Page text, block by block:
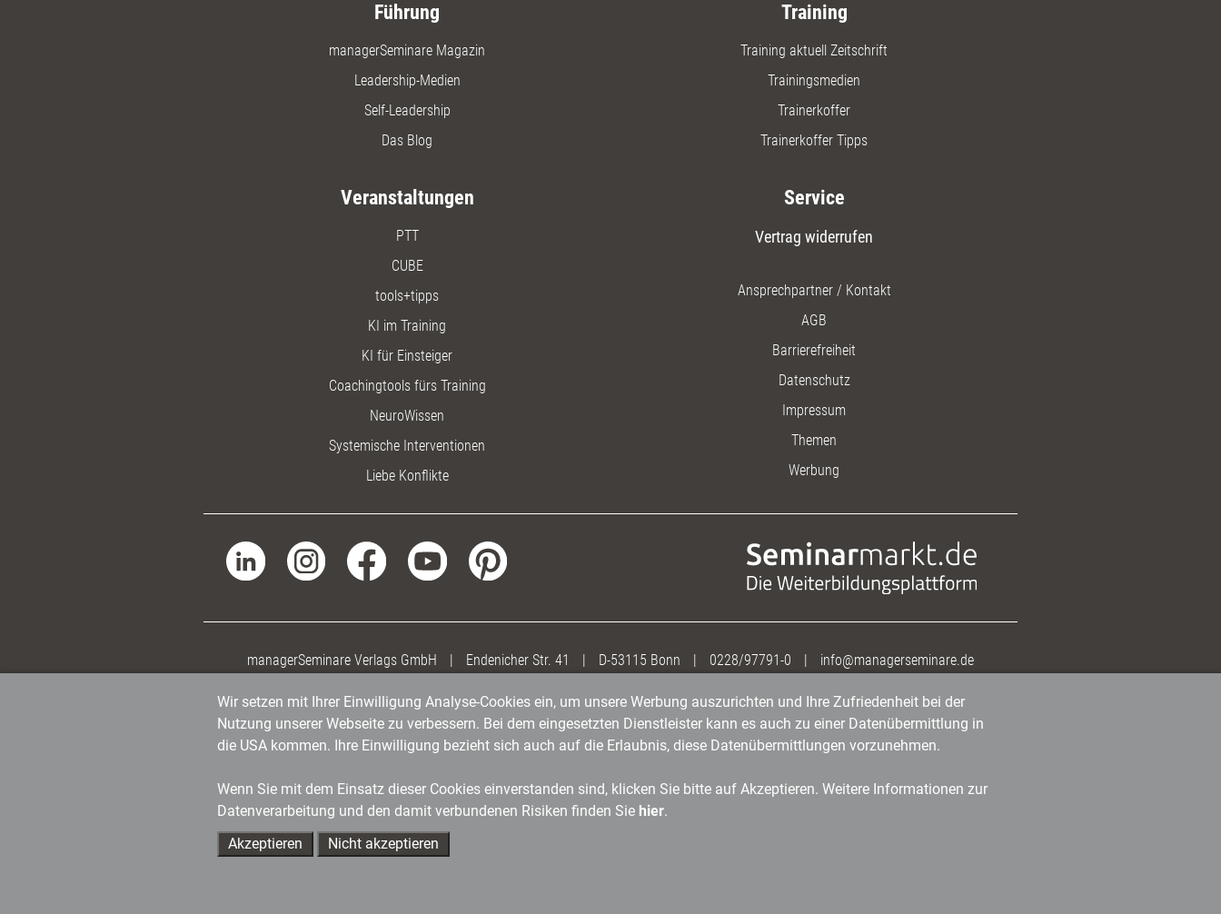
Führung
managerSeminare Magazin
Leadership-Medien
Self-Leadership
Das Blog
Training
Training aktuell Zeitschrift
Trainingsmedien
Trainerkoffer
Trainerkoffer Tipps
Veranstaltungen
PTT
CUBE
tools+tipps
KI im Training
KI für Einsteiger
Coachingtools fürs Training
NeuroWissen
Systemische Interventionen
Liebe Konflikte
Service
Vertrag widerrufen
Ansprechpartner / Kontakt
AGB
Barrierefreiheit
Datenschutz
Impressum
Themen
Werbung
managerSeminare Verlags GmbH | Endenicher Str. 41 | D-53115 Bonn | 0228/97791-0 | info@managerseminare.de
Wir setzen mit Ihrer Einwilligung Analyse-Cookies ein, um unsere Werbung auszurichten und Ihre Zufriedenheit bei der
Nutzung unserer Webseite zu verbessern. Bei dem eingesetzten Dienstleister kann es auch zu einer Datenübermittlung in
die USA kommen. Ihre Einwilligung bezieht sich auch auf die Erlaubnis, diese Datenübermittlungen vorzunehmen.
Wenn Sie mit dem Einsatz dieser Cookies einverstanden sind, klicken Sie bitte auf Akzeptieren. Weitere Informationen zur
Datenverarbeitung und den damit verbundenen Risiken finden Sie hier.
Akzeptieren
Nicht akzeptieren